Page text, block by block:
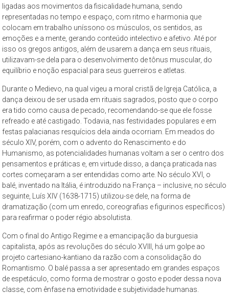
permanente
de
estudo
a
cidade
de
Paulo,
compreendendo
os
aspectos
da
cidade
contemporânea
a
partir
da
perspectiva
e
ambiental.
ligadas aos movimentos da fisicalidade humana, sendo
representadas no tempo e espaço, com ritmo e harmonia que
colocam em trabalho uníssono os músculos, os sentidos, as
emoções e a mente, gerando conteúdo intelectivo e afetivo. Até por
isso os gregos antigos, além de usarem a dança em seus rituais,
utilizavam-se dela para o desenvolvimento de tônus muscular, do
equilíbrio e noção espacial para seus guerreiros e atletas.
Durante o Medievo, na qual vigeu a moral cristã de Igreja Católica, a
dança deixou de ser usada em rituais sagrados, posto que o corpo
era tido como causa de pecado, recomendando-se que ele fosse
refreado e até castigado. Todavia, nas festividades populares e em
festas palacianas resquícios dela ainda ocorriam. Em meados do
século XIV, porém, com o advento do Renascimento e do
Humanismo, as potencialidades humanas voltam a ser o centro dos
pensamentos e práticas e, em virtude disso, a dança praticada nas
cortes começaram a ser entendidas como arte. No século XVI, o
balé, inventado na Itália, é introduzido na França – inclusive, no século
seguinte, Luís XIV (1638-1715) utilizou-se dele, na forma de
dramatização (com um enredo, coreografias e figurinos específicos)
para reafirmar o poder régio absolutista.
Com o final do Antigo Regime e a emancipação da burguesia
capitalista, após as revoluções do século XVIII, há um golpe ao
projeto cartesiano-kantiano da razão com a consolidação do
Romantismo. O balé passa a ser apresentado em grandes espaços
de espetáculo, como forma de mostrar o gosto e poder dessa nova
classe, com ênfase na emotividade e subjetividade humanas.